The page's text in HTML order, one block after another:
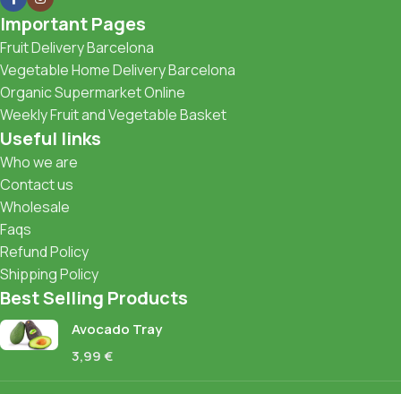
Important Pages
Fruit Delivery Barcelona
Vegetable Home Delivery Barcelona
Organic Supermarket Online
Weekly Fruit and Vegetable Basket
Useful links
Who we are
Contact us
Wholesale
Faqs
Refund Policy
Shipping Policy
Best Selling Products
Avocado Tray
3,99€